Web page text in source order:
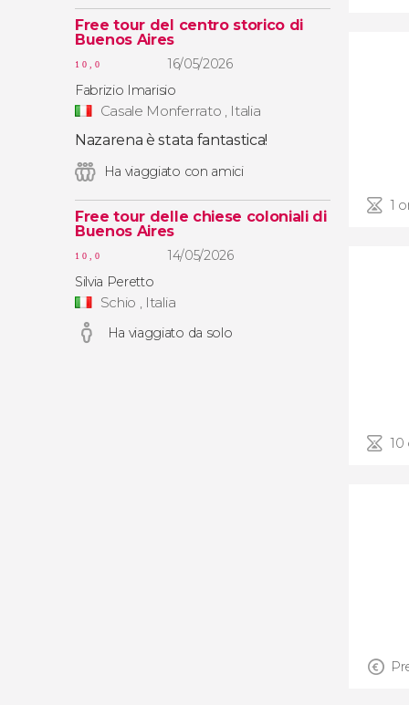
Free tour del centro storico di
Buenos Aires
10,0
16/05/2026
Fabrizio Imarisio
Casale Monferrato , Italia
Nazarena è stata fantastica!
Ha viaggiato con amici
Free tour delle chiese coloniali di
Buenos Aires
10,0
14/05/2026
Silvia Peretto
Schio , Italia
Ha viaggiato da solo
1
10